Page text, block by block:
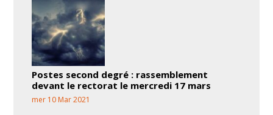
Postes second degré : rassemblement
devant le rectorat le mercredi 17 mars
mer 10 Mar 2021